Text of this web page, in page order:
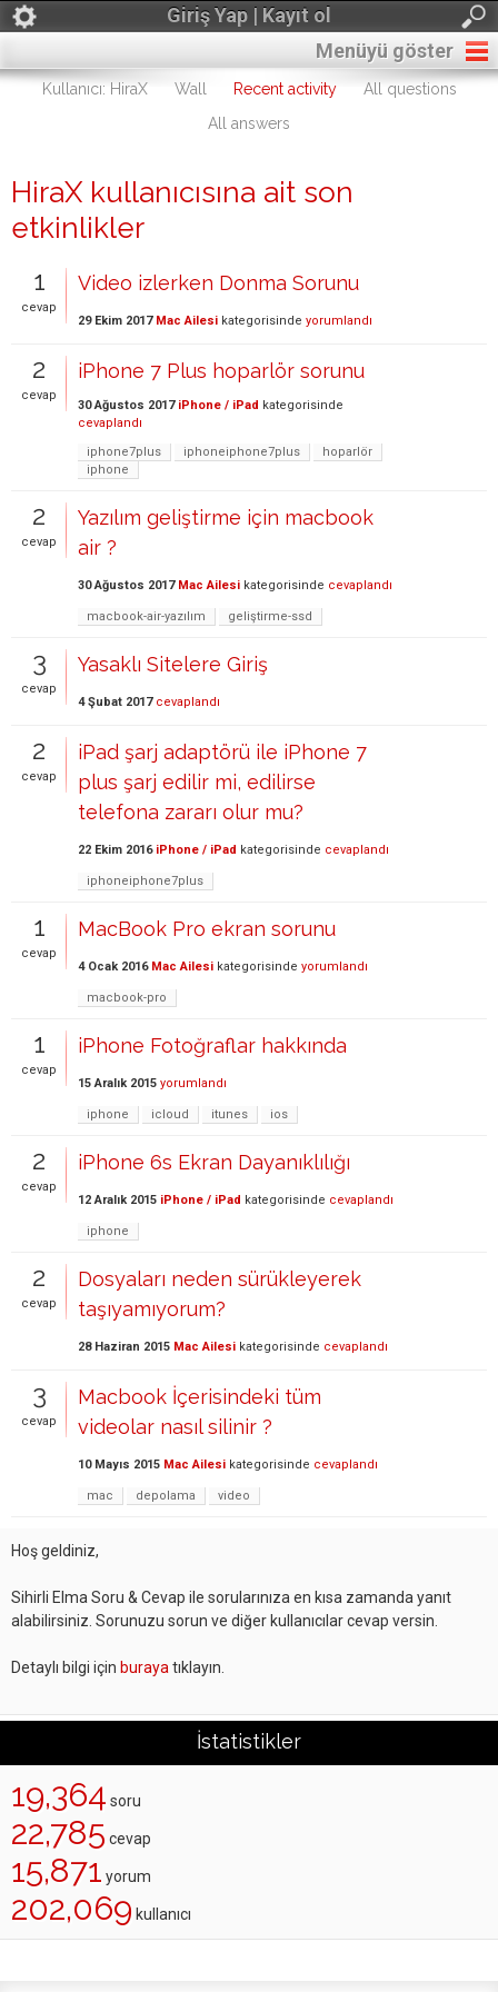
Giriş Yap | Kayıt ol
Menüyü göster
Kullanıcı: HiraX Wall Recent activity
All questions
All answers
HiraX kullanıcısına ait son
etkinlikler
1
cevap
Video izlerken Donma Sorunu
29 Ekim 2017 Mac Ailesi kategorisinde yorumlandı
2
cevap
iPhone 7 Plus hoparlör sorunu
30 Ağustos 2017 iPhone / iPad kategorisinde
cevaplandı
iphone7plus
iphoneiphone7plus
hoparlör
iphone
2
cevap
Yazılım geliştirme için macbook
air ?
30 Ağustos 2017 Mac Ailesi kategorisinde cevaplandı
macbook-air-yazılım geliştirme-ssd
3
cevap
Yasaklı Sitelere Giriş
4 Şubat 2017 cevaplandı
2
cevap
iPad şarj adaptörü ile iPhone 7
plus şarj edilir mi, edilirse
telefona zararı olur mu?
22 Ekim 2016 iPhone / iPad kategorisinde cevaplandı
iphoneiphone7plus
1
cevap
MacBook Pro ekran sorunu
4 Ocak 2016 Mac Ailesi kategorisinde yorumlandı
macbook-pro
1
cevap
iPhone Fotoğraflar hakkında
15 Aralık 2015 yorumlandı
iphone icloud itunes ios
2
cevap
iPhone 6s Ekran Dayanıklılığı
12 Aralık 2015 iPhone / iPad kategorisinde cevaplandı
iphone
2
cevap
Dosyaları neden sürükleyerek
taşıyamıyorum?
28 Haziran 2015 Mac Ailesi kategorisinde cevaplandı
3
cevap
Macbook İçerisindeki tüm
videolar nasıl silinir ?
10 Mayıs 2015 Mac Ailesi kategorisinde cevaplandı
mac depolama video
Hoş geldiniz,
Sihirli Elma Soru & Cevap ile sorularınıza en kısa zamanda yanıt
alabilirsiniz. Sorunuzu sorun ve diğer kullanıcılar cevap versin.
Detaylı bilgi için buraya tıklayın.
İstatistikler
19,364 soru
22,785 cevap
15,871 yorum
202,069 kullanıcı